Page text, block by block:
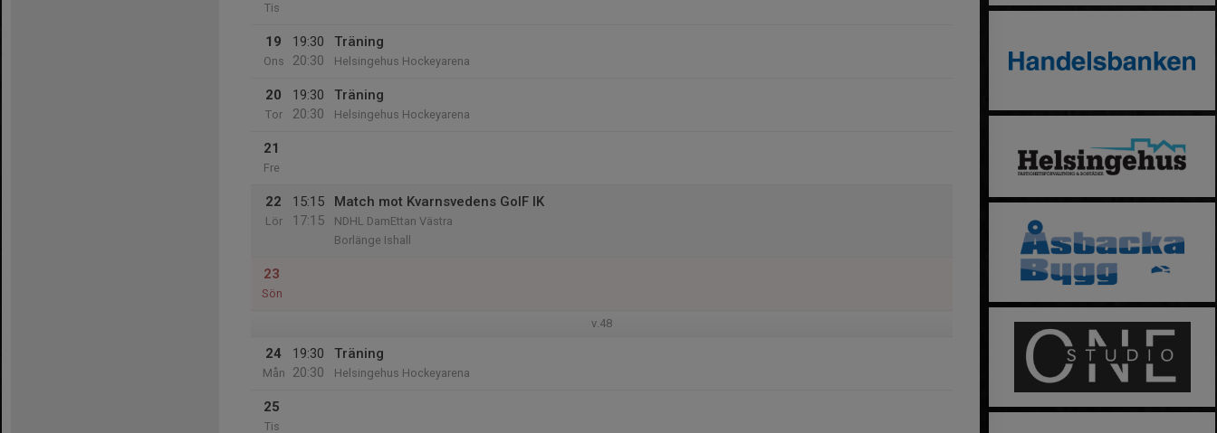
Tis
19
Ons
19:30
20:30
Träning
Helsingehus Hockeyarena
20
Tor
19:30
20:30
Träning
Helsingehus Hockeyarena
21
Fre
22
Lör
15:15
17:15
Match mot Kvarnsvedens GoIF IK
NDHL DamEttan Västra
Borlänge Ishall
23
Sön
v.48
24
Mån
19:30
20:30
Träning
Helsingehus Hockeyarena
25
Tis